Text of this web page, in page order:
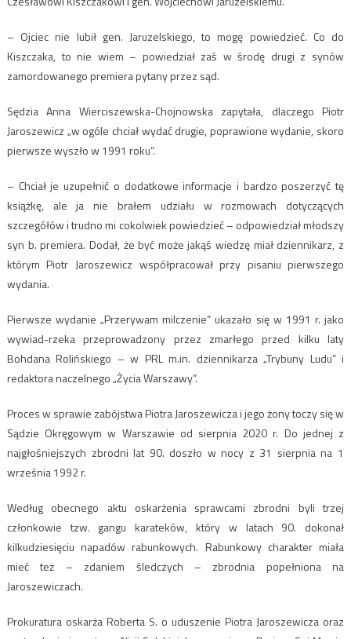
– Ojciec nie lubił gen. Jaruzelskiego, to mogę powiedzieć. Co do
Kiszczaka, to nie wiem – powiedział zaś w środę drugi z synów
zamordowanego premiera pytany przez sąd.
Sędzia Anna Wierciszewska-Chojnowska zapytała, dlaczego Piotr
Jaroszewicz „w ogóle chciał wydać drugie, poprawione wydanie, skoro
pierwsze wyszło w 1991 roku”.
– Chciał je uzupełnić o dodatkowe informacje i bardzo poszerzyć tę
książkę, ale ja nie brałem udziału w rozmowach dotyczących
szczegółów i trudno mi cokolwiek powiedzieć – odpowiedział młodszy
syn b. premiera. Dodał, że być może jakąś wiedzę miał dziennikarz, z
którym Piotr Jaroszewicz współpracował przy pisaniu pierwszego
wydania.
Pierwsze wydanie „Przerywam milczenie” ukazało się w 1991 r. jako
wywiad-rzeka przeprowadzony przez zmarłego przed kilku laty
Bohdana Rolińskiego – w PRL m.in. dziennikarza „Trybuny Ludu” i
redaktora naczelnego „Życia Warszawy”.
Proces w sprawie zabójstwa Piotra Jaroszewicza i jego żony toczy się w
Sądzie Okręgowym w Warszawie od sierpnia 2020 r. Do jednej z
najgłośniejszych zbrodni lat 90. doszło w nocy z 31 sierpnia na 1
września 1992 r.
Według obecnego aktu oskarżenia sprawcami zbrodni byli trzej
członkowie tzw. gangu karateków, który w latach 90. dokonał
kilkudziesięciu napadów rabunkowych. Rabunkowy charakter miała
mieć też – zdaniem śledczych – zbrodnia popełniona na
Jaroszewiczach.
Prokuratura oskarża Roberta S. o uduszenie Piotra Jaroszewicza oraz